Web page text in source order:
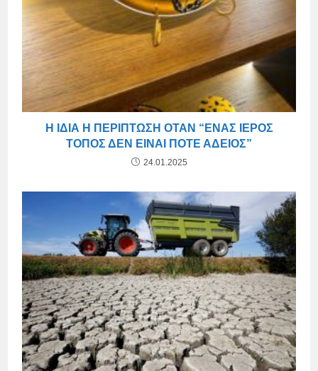
Η ΊΔΙΑ Η ΠΕΡΊΠΤΩΣΗ ΌΤΑΝ “ΈΝΑΣ ΙΕΡΌΣ
ΤΌΠΟΣ ΔΕΝ ΕΊΝΑΙ ΠΟΤΈ ΆΔΕΙΟΣ”
24.01.2025